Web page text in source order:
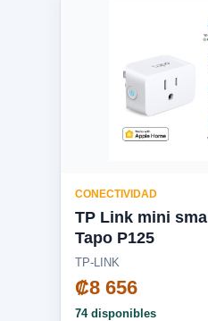
CONECTIVIDAD
TP Link mini
Tapo P125
TP-LINK
₡8 656
74 disponibles